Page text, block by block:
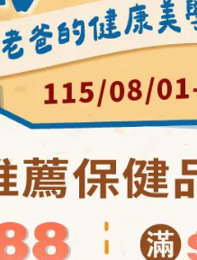
加入最愛
規格說明